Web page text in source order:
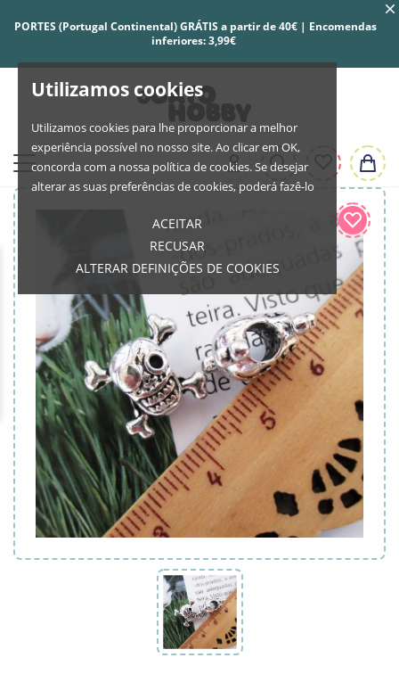
Utilizamos cookies
Utilizamos cookies para lhe proporcionar a melhor
experiência possível no nosso site. Ao clicar em OK,
concorda com a nossa política de cookies. Se desejar
alterar as suas preferências de cookies, poderá fazê-lo
ACEITAR
RECUSAR
ALTERAR DEFINIÇÕES DE COOKIES
PORTES (Portugal Continental) GRÁTIS a partir de 40€ | Encomendas
inferiores: 3,99€